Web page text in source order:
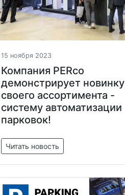
15 ноября 2023
Компания PERco
демонстрирует новинку
своего ассортимента -
систему автоматизации
парковок!
Читать новость